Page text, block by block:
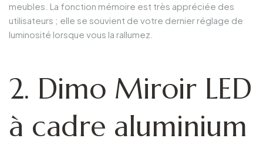
meubles. La fonction mémoire est très appréciée des
utilisateurs ; elle se souvient de votre dernier réglage de
luminosité lorsque vous la rallumez.
2. Dimo Miroir LED
à cadre aluminium